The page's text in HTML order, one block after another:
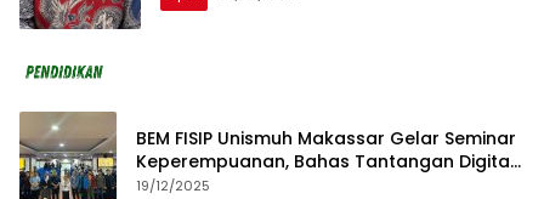
BEM FISIP Unismuh Makassar Gelar Seminar
Keperempuanan, Bahas Tantangan Digital
dan Budaya Lokal
19/12/2025